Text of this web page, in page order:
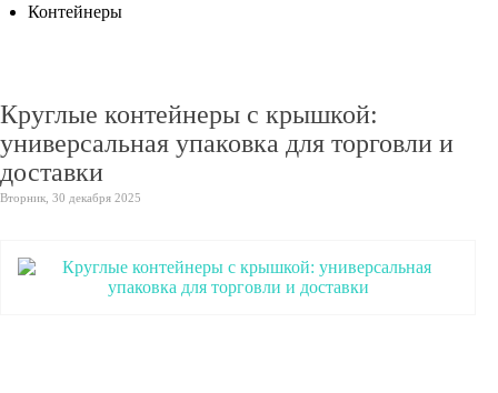
Контейнеры
Круглые контейнеры с крышкой:
универсальная упаковка для торговли и
доставки
Вторник, 30 декабря 2025